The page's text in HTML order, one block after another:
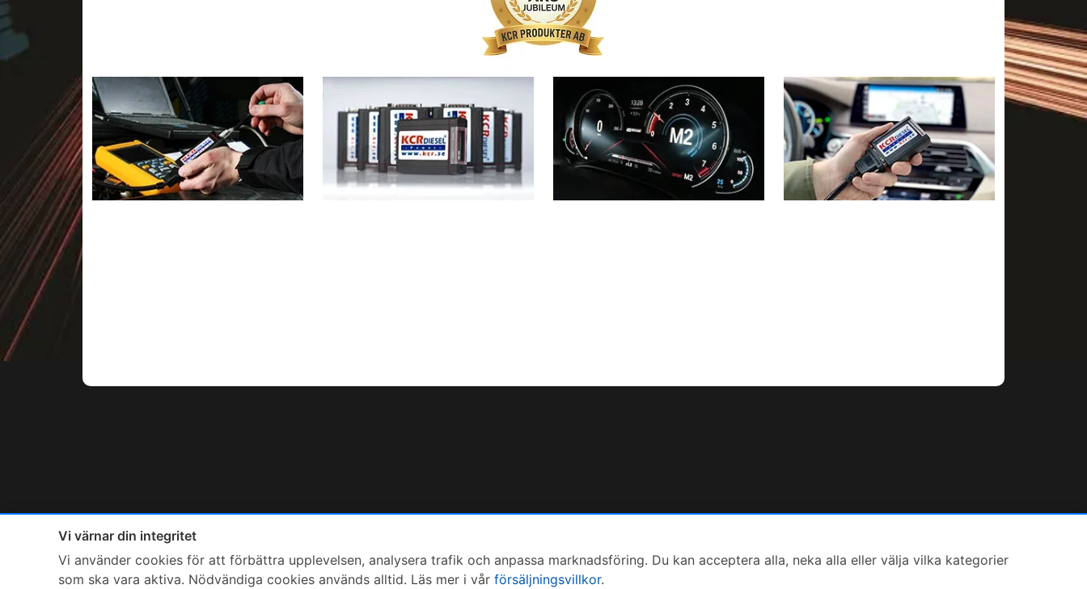
Vi värnar din integritet
Vi använder cookies för att förbättra upplevelsen, analysera trafik och anpassa marknadsföring. Du kan acceptera alla, neka alla eller välja vilka kategorier
som ska vara aktiva. Nödvändiga cookies används alltid. Läs mer i vår försäljningsvillkor.